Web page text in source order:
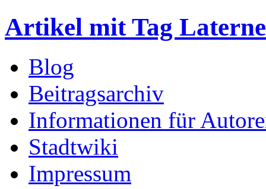
Artikel mit Tag Laterne
Blog
Beitragsarchiv
Informationen für
Stadtwiki
Impressum